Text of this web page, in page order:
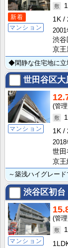
新着
マンション
1K
2001
渋谷
京王
世田谷区大
マンション
1K
2018
世田
京王
～築浅ハイグレー
渋谷区初台
マンション